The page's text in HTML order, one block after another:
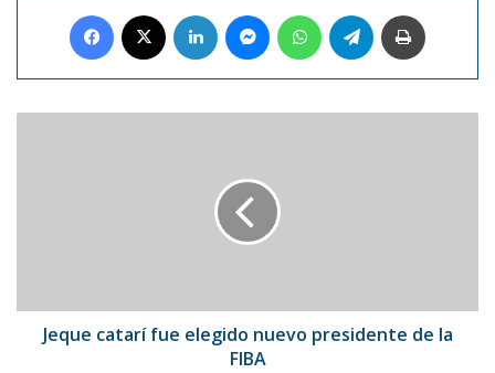
Facebook LinkedIn MessengerWhatsAppTelegram
FIBA
Jeque catarí fue elegido nuevo presidente de la
FIBA